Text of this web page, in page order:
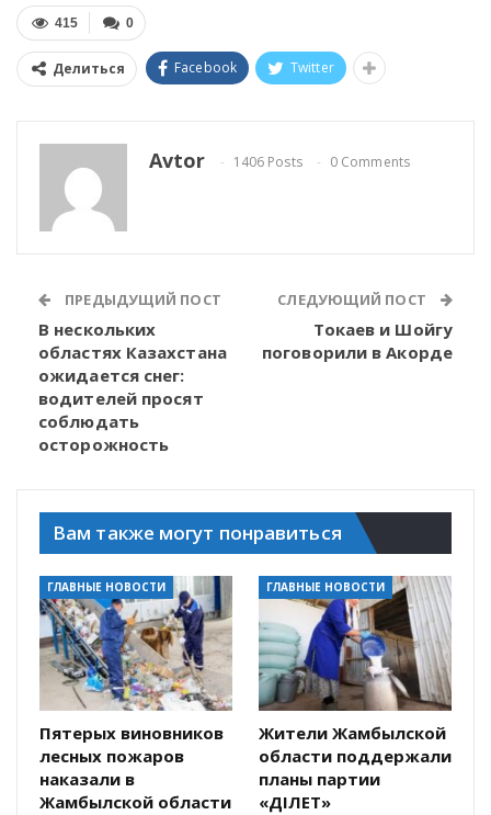
0
415
Делиться Facebook Twitter
Avtor 1406 Posts 0 Comments
ПРЕДЫДУЩИЙ ПОСТ
В нескольких
областях Казахстана
ожидается снег:
водителей просят
соблюдать
осторожность
СЛЕДУЮЩИЙ ПОСТ
Токаев и Шойгу
поговорили в Акорде
Вам также могут понравиться
ГЛАВНЫЕ НОВОСТИ
Пятерых виновников
лесных пожаров
наказали в
Жамбылской области
ГЛАВНЫЕ НОВОСТИ
Жители Жамбылской
области поддержали
планы партии
«ӘДІЛЕТ»